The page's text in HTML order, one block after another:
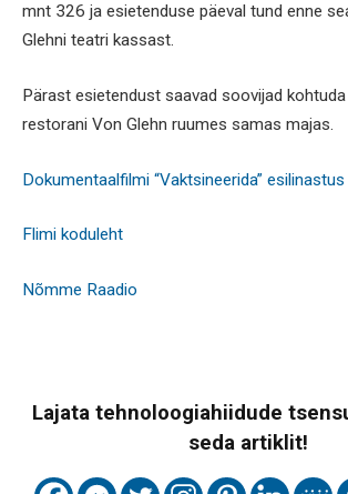
mnt 326 ja esietenduse päeval tund enne
Glehni teatri kassast.
Pärast esietendust saavad soovijad
restorani Von Glehn ruumes samas majas.
Dokumentaalfilmi “Vaktsineerida”
Flimi koduleht
Nõmme Raadio
Lajata tehnoloogiahiidude
seda artiklit!